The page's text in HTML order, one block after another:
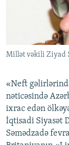
İNFOQRAFIKA
KARIKATURA
AZƏRBAYCAN
İSLAM VƏ
İZ - MƏDƏNIYYƏT
PEŞƏ ETIKASI VƏ
AZADLIQRADIOSU
XƏBƏR
RFE/RL-in
Millət vəkili Ziyad
«Neft
nəticəsində
ixrac edən
İqtisadi Siyasət
Səmədzadə